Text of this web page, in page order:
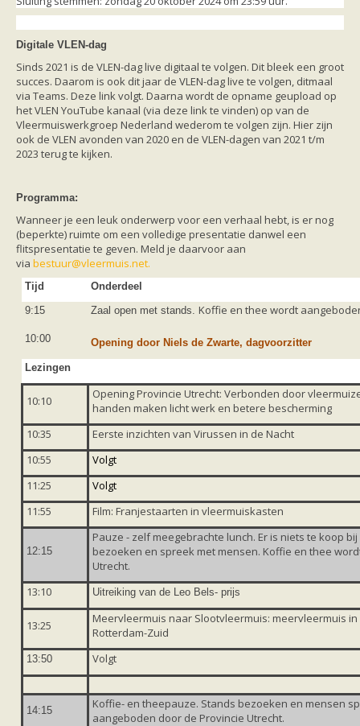
Spelletjes
Weetjes
Meer weten
Links
Boeken en tijdschriften
geluiden van vleermuizen
Achtergrond informatie
Nieuwsberichten
Informatiefolders
Nederland
Buitenland
Meer dan vleermuizen
Vlennieuwsbrief
Overige publicaties
zoonose info (rabies, corona, etc)
rapporten
Handleiding
Overig
Video beelden
Forum
Digitale VLEN-dag
Sinds 2021 is de VLEN-dag live digitaal te volgen. Dit bleek een groot
succes. Daarom is ook dit jaar de VLEN-dag live te volgen, ditmaal
via Teams. Deze link volgt. Daarna wordt de opname geupload op
het VLEN YouTube kanaal (via deze link te vinden) op van de
Vleermuiswerkgroep Nederland wederom te volgen zijn. Hier zijn
ook de VLEN avonden van 2020 en de VLEN-dagen van 2021 t/m
2023 terug te kijken.
Programma:
Wanneer je een leuk onderwerp voor een verhaal hebt, is er nog
(beperkte) ruimte om een volledige presentatie danwel een
flitspresentatie te geven. Meld je daarvoor aan
via bestuur@vleermuis.net.
Tijd
Onderdeel
9:15
Zaal open met stands. Koffie en thee wordt
10:00 Opening door Niels de Zwarte, dagvoorzitter
Lezingen
10:10
Opening Provincie Utrecht: Verbonden door
handen maken licht werk en betere bescherming
10:35
Eerste inzichten van Virussen in de Nacht
10:55
Volgt
11:25
Volgt
11:55
Film: Franjestaarten in vleermuiskasten
12:15
Pauze - zelf meegebrachte lunch. Er is niets te koop
bezoeken en spreek met mensen. Koffie en thee
Utrecht.
13:10
Uitreiking van de Leo Bels- prijs
13:25
Meervleermuis naar Slootvleermuis: meervleermuis in
Rotterdam-Zuid
13:50 Volgt
14:15
Koffie- en theepauze. Stands bezoeken en mensen
aangeboden door de Provincie Utrecht.